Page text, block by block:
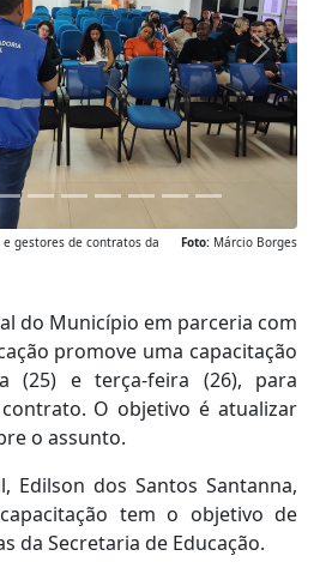
Foto: Márcio Borges
gestores de contratos da
do Município em parceria com
promove uma capacitação
(25) e terça-feira (26), para
O objetivo é atualizar
o assunto.
Edilson dos Santos Santanna,
tem o objetivo de
da Secretaria de Educação.